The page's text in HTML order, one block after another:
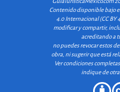
GuiaTuristicaMexico.com
Contenido disponible bajo
4.0 Internacional (CC BY
modificar y compartir,
acreditando a
no puedes revocar estos
obra, ni sugerir que está
Ver condiciones completas
indique de